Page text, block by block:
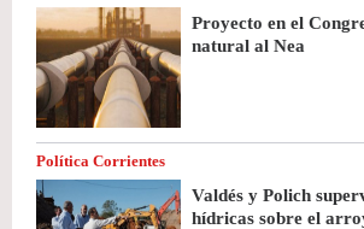
Proyecto en el
natural al Nea
Política Corrientes
Valdés y Polich
hídricas sobre el